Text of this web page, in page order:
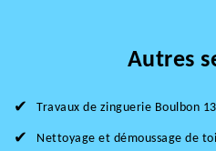
Autres
Travaux de zinguerie Boulbon
Nettoyage et démoussage de